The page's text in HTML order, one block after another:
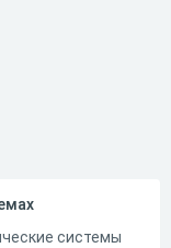
системы